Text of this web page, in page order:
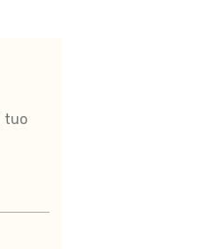
tuo